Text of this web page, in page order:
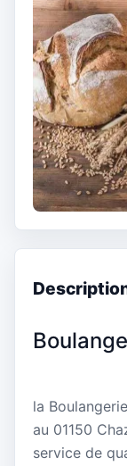
la
au 01150
service de